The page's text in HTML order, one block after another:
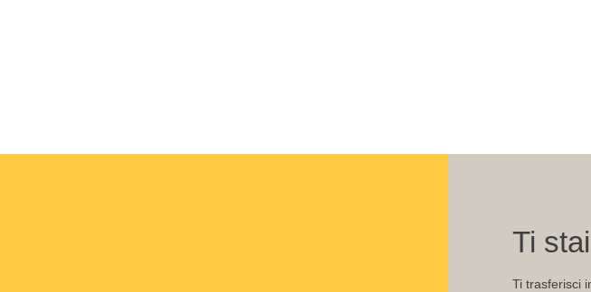
Ti
Ti trasferisci